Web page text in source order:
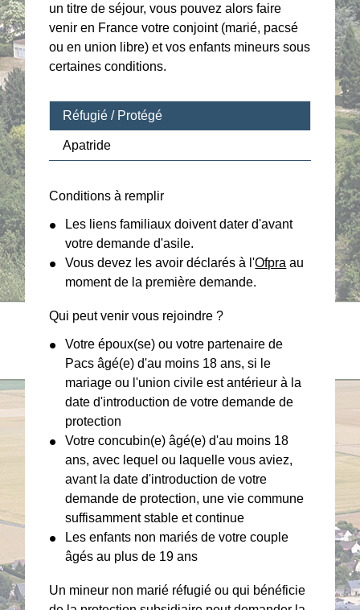
un titre de séjour, vous pouvez alors faire
venir en France votre conjoint (marié, pacsé
ou en union libre) et vos enfants mineurs sous
certaines conditions.
Réfugié / Protégé
Apatride
Conditions à remplir
Les liens familiaux doivent dater d'avant
votre demande d'asile.
Vous devez les avoir déclarés à l'Ofpra au
moment de la première demande.
Qui peut venir vous rejoindre ?
Votre époux(se) ou votre partenaire de
Pacs âgé(e) d'au moins 18 ans, si le
mariage ou l'union civile est antérieur à la
date d'introduction de votre demande de
protection
Votre concubin(e) âgé(e) d'au moins 18
ans, avec lequel ou laquelle vous aviez,
avant la date d'introduction de votre
demande de protection, une vie commune
suffisamment stable et continue
Les enfants non mariés de votre couple
âgés au plus de 19 ans
Un mineur non marié réfugié ou qui bénéficie